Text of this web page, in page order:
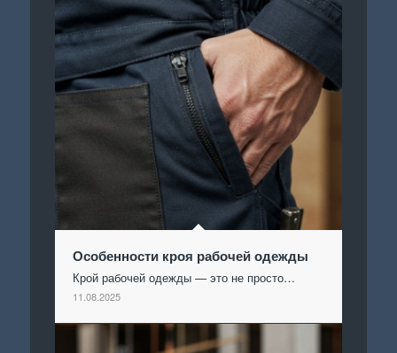
Особенности кроя рабочей одежды
Крой рабочей одежды — это не просто…
11.08.2025